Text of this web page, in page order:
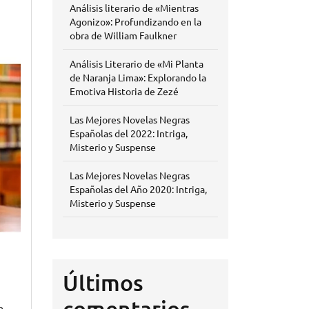
Análisis literario de «Mientras
Agonizo»: Profundizando en la
obra de William Faulkner
Análisis Literario de «Mi Planta
de Naranja Lima»: Explorando la
Emotiva Historia de Zezé
Las Mejores Novelas Negras
Españolas del 2022: Intriga,
Misterio y Suspense
Las Mejores Novelas Negras
Españolas del Año 2020: Intriga,
Misterio y Suspense
Últimos